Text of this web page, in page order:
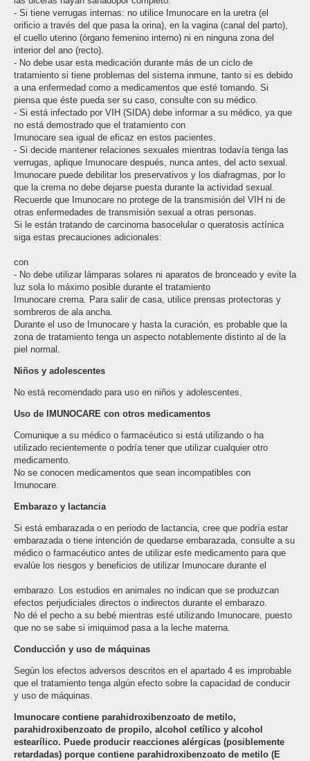
- Si tiene verrugas internas: no utilice Imunocare en la uretra (el
orificio a través del que pasa la orina), en la vagina (canal del parto),
el cuello uterino (órgano femenino interno) ni en ninguna zona del
interior del ano (recto).
- No debe usar esta medicación durante más de un ciclo de
tratamiento si tiene problemas del sistema inmune, tanto si es debido
a una enfermedad como a medicamentos que esté tomando. Si
piensa que éste pueda ser su caso, consulte con su médico.
- Si está infectado por VIH (SIDA) debe informar a su médico, ya que
no está demostrado que el tratamiento con
Imunocare sea igual de eficaz en estos pacientes.
- Si decide mantener relaciones sexuales mientras todavía tenga las
verrugas, aplique Imunocare después, nunca antes, del acto sexual.
Imunocare puede debilitar los preservativos y los diafragmas, por lo
que la crema no debe dejarse puesta durante la actividad sexual.
Recuerde que Imunocare no protege de la transmisión del VIH ni de
otras enfermedades de transmisión sexual a otras personas.
Si le están tratando de carcinoma basocelular o queratosis actínica
siga estas precauciones adicionales:
con
- No debe utilizar lámparas solares ni aparatos de bronceado y evite la
luz sola lo máximo posible durante el tratamiento
Imunocare crema. Para salir de casa, utilice prensas protectoras y
sombreros de ala ancha.
Durante el uso de Imunocare y hasta la curación, es probable que la
zona de tratamiento tenga un aspecto notablemente distinto al de la
piel normal.
Niños y adolescentes
No está recomendado para uso en niños y adolescentes.
Uso de IMUNOCARE con otros medicamentos
Comunique a su médico o farmacéutico si está utilizando o ha
utilizado recientemente o podría tener que utilizar cualquier otro
medicamento.
No se conocen medicamentos que sean incompatibles con
Imunocare.
Embarazo y lactancia
Si está embarazada o en periodo de lactancia, cree que podría estar
embarazada o tiene intención de quedarse embarazada, consulte a su
médico o farmacéutico antes de utilizar este medicamento para que
evalúe los riesgos y beneficios de utilizar Imunocare durante el
embarazo. Los estudios en animales no indican que se produzcan
efectos perjudiciales directos o indirectos durante el embarazo.
No dé el pecho a su bebé mientras esté utilizando Imunocare, puesto
que no se sabe si imiquimod pasa a la leche materna.
Conducción y uso de máquinas
Según los efectos adversos descritos en el apartado 4 es improbable
que el tratamiento tenga algún efecto sobre la capacidad de conducir
y uso de máquinas.
Imunocare contiene parahidroxibenzoato de metilo,
parahidroxibenzoato de propilo, alcohol cetílico y alcohol
estearílico. Puede producir reacciones alérgicas (posiblemente
retardadas) porque contiene parahidroxibenzoato de metilo (E